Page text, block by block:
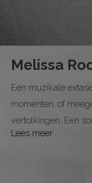
Melissa
Een muzikale
momenten, of
vertolkingen. Een
Lees meer